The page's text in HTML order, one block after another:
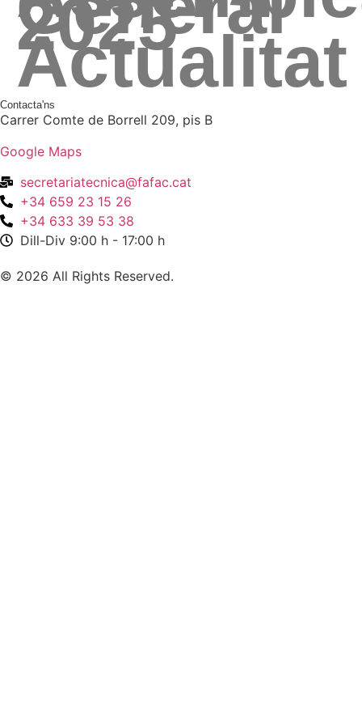
2025
Actualitat
Contacta'ns
Carrer Comte de Borrell 209, pis B
Google Maps
secretariatecnica@fafac.cat
+34 659 23 15 26
+34 633 39 53 38
Dill-Div 9:00 h - 17:00 h
© 2026 All Rights Reserved.